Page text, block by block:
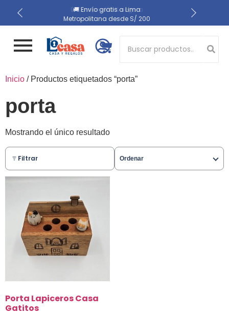
🚚 Envío gratis a Lima
Metropolitana desde S/ 200
🔒 Compra 100% segura
📍 Recojo en almacén el
mismo día
Button 1
Button 2
Inicio / Productos etiquetados “porta”
porta
Mostrando el único resultado
Filtrar Ordenar
Porta Lapiceros Casa
Gatitos